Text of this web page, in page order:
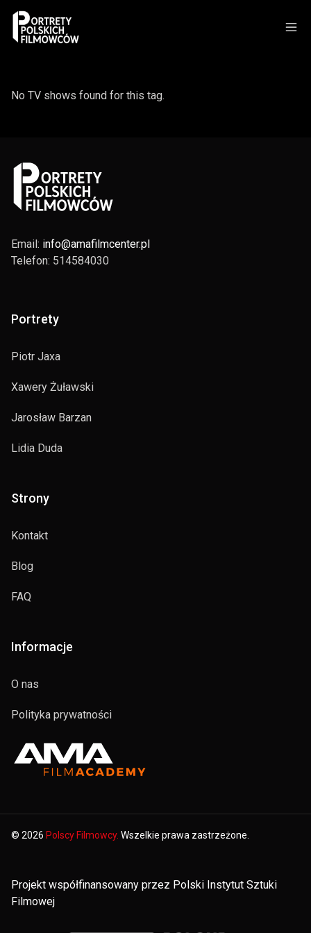
No TV shows found for this tag.
Email: info@amafilmcenter.pl
Telefon: 514584030
Portrety
Piotr Jaxa
Xawery Żuławski
Jarosław Barzan
Lidia Duda
Strony
Kontakt
Blog
FAQ
Informacje
O nas
Polityka prywatności
© 2026 Polscy Filmowcy. Wszelkie prawa zastrzeżone.
Projekt współfinansowany przez Polski Instytut Sztuki
Filmowej